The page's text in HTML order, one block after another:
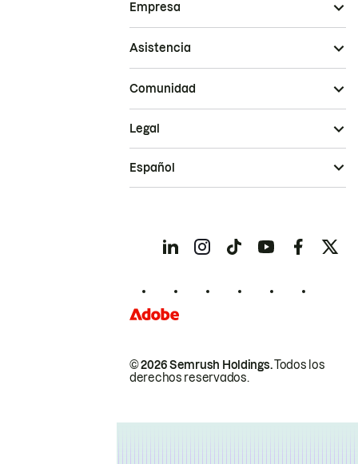
Empresa
Asistencia
Comunidad
© 2026 Semrush Holdings.Todos los
derechos reservados.
Legal
Español